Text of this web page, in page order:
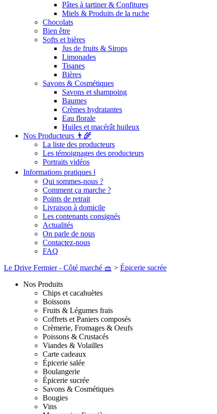
Pâtes à tartiner & Confitures
Miels & Produits de la ruche
Chocolats
Bien être
Softs et bières
Jus de fruits & Sirops
Limonades
Tisanes
Bières
Savons & Cosmétiques
Savons et shampoing
Baumes
Crèmes hydratantes
Eau florale
Huiles et macérât huileux
Nos Producteurs 👨‍🌾
La liste des producteurs
Les témoignages des producteurs
Portraits vidéos
Informations pratiques ℹ️
Qui sommes-nous ?
Comment ça marche ?
Points de retrait
Livraison à domicile
Les contenants consignés
Actualités
On parle de nous
Contactez-nous
FAQ
Le Drive Fermier - Côté marché 🧺 > Épicerie sucrée
Nos Produits
Chips et cacahuètes
Boissons
Fruits & Légumes frais
Coffrets et Paniers composés
Crèmerie, Fromages & Oeufs
Poissons & Crustacés
Viandes & Volailles
Carte cadeaux
Épicerie salée
Boulangerie
Épicerie sucrée
Savons & Cosmétiques
Bougies
Vins